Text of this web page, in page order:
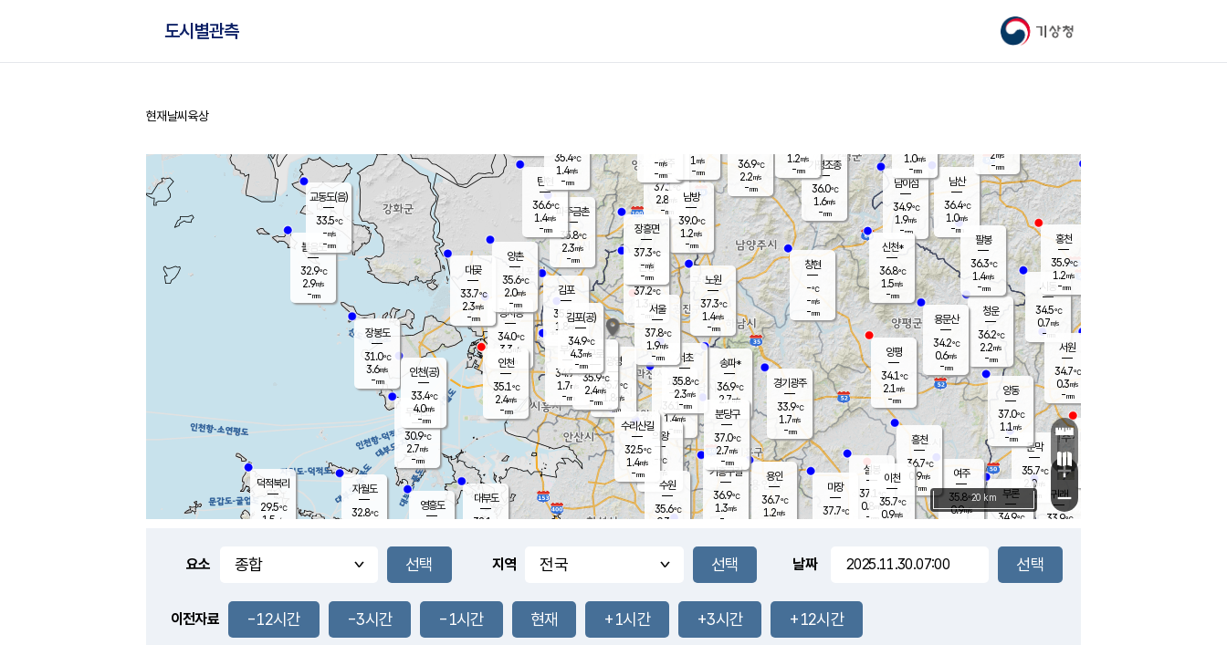
기상청
도시별관측
홈
현재날씨 육상
풍도
3.2m/s
문막
35.7℃
2.0m/s
mm
남이섬
34.9℃
1.9m/s
-mm
무의도
30.9℃
2.7m/s
-mm
영흥도
볼음도
32.9℃
2.9m/s
-mm
자월도
32.8℃
양주
37.1℃
2.8
-mm
부론
34.9℃
과천
36.1℃
1.4m/s
- mm
남산
36.4℃
1.0m/s
-mm
장봉도
31.0℃
3.6m/s
-mm
-mm
청운
36.2℃
2.2m/s
-mm
팔봉
36.3℃
1.4m/s
-mm
-mm
용인
36.7℃
1.2m/s
여주
35.8℃
0.9m/s
양동
37.0℃
1.1m/s
-mm
경기광주
33.9℃
1.7m/s
-mm
장호원
1.0m/s
-mm
35.5
℃
대부도
32.1
-
경서동
34.0℃
3.3 m/s
-mm
파주금촌
35.8℃
2.3m/s
-mm
가평조종
36.0℃
1.6m/s
-mm
36.9℃
2.2m/s
-mm
대곶
33.7℃
2.3m/s
-mm
신천*
36.8℃
1.5m/s
-mm
창현
-℃
-m/s
-mm
탄현
36.6℃
1.4m/s
-mm
1.2m/s
-mm
36.6℃
1.6m/s
-mm
흥천
36.7℃
0.9m/s
-mm
마장
37.7℃
의왕
- ℃
m/s
mm
김포
35.8℃
1.8 m/s
mm
설봉
37.1
0.8 m/s
- mm
광명
35.7 ℃
1.8 m/s
-mm
부천
34.9℃
1.7m/s
-mm
-mm
양촌
35.6℃
2.0m/s
-mm
구로
35.9℃
2.4m/s
-mm
은평
37.2℃
1.3 m/s
- mm
노원
37.3℃
1.4m/s
-mm
송파*
36.9℃
2.7m/s
-mm
서초
35.8℃
2.3m/s
-mm
남방
39.0℃
1.2m/s
-mm
기흥구갈
36.9℃
1.3m/s
-
수리산길
32.5℃
1.4m/s
-mm
분당구
37.0℃
2.7m/s
-mm
장흥면
37.3℃
-m/s
-mm
-m/s
-mm
시동
34.5℃
0.7m/s
- mm
귀래
33.9℃
서원
34.7℃
0.3m/s
-mm
용문산
34.2℃
0.6m/s
-mm
덕적북리
29.5℃
1.5 m/s
인천(공)
33.4℃
4.0m/s
-mm
김포(공)
34.9℃
4.3m/s
-mm
교동도(음)
33.5℃
-m/s
-mm
홍천
35.9℃
1.2m/s
-mm
이천
35.7℃
0.9m/s
양평
34.1℃
2.1 m/s
-mm
수원
35.6℃
0.3 m/s
인천
35.1℃
2.4m/s
-mm
서울
37.8℃
1.9m/s
-mm
2m/s
-mm
35.4℃
1.4m/s
-mm
1 m/s
-mm
+
−
20 km
요소 지역 날짜
이전자료 -12시간 -3시간 -1시간 현재 +1시간 +3시간 +12시간